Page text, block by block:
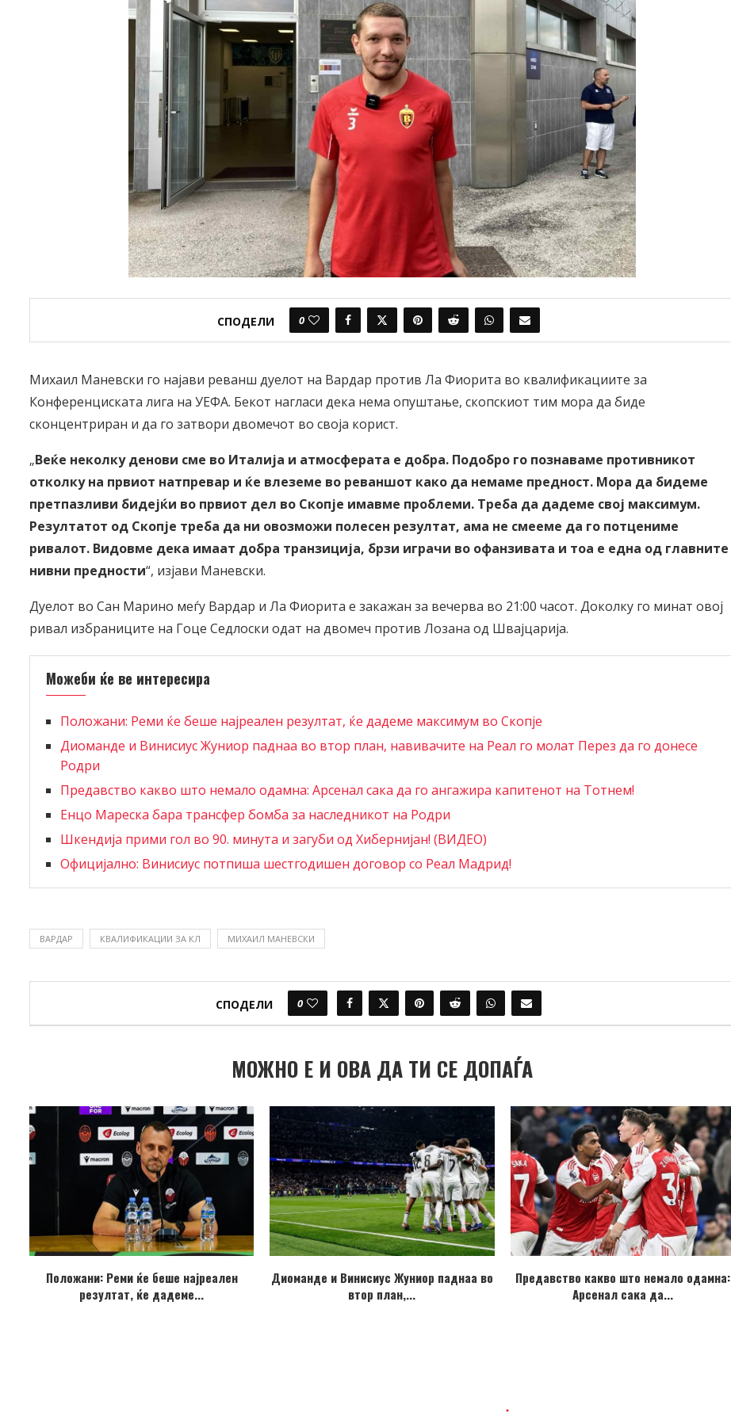
СПОДЕЛИ 0
Михаил Маневски го најави реванш дуелот на Вардар против Ла Фиорита во квалификациите за
Конференциската лига на УЕФА. Бекот нагласи дека нема опуштање, скопскиот тим мора да биде
сконцентриран и да го затвори двомечот во своја корист.
„Веќе неколку денови сме во Италија и атмосферата е добра. Подобро го познаваме противникот
отколку на првиот натпревар и ќе влеземе во реваншот како да немаме предност. Мора да бидеме
претпазливи бидејќи во првиот дел во Скопје имавме проблеми. Треба да дадеме свој максимум.
Резултатот од Скопје треба да ни овозможи полесен резултат, ама не смееме да го потцениме
ривалот. Видовме дека имаат добра транзиција, брзи играчи во офанзивата и тоа е една од главните
нивни предности“, изјави Маневски.
Дуелот во Сан Марино меѓу Вардар и Ла Фиорита е закажан за вечерва во 21:00 часот. Доколку го минат овој
ривал избраниците на Гоце Седлоски одат на двомеч против Лозана од Швајцарија.
Можеби ќе ве интересира
Положани: Реми ќе беше најреален резултат, ќе дадеме максимум во Скопје
Диоманде и Винисиус Жуниор паднаа во втор план, навивачите на Реал го молат Перез да го донесе
Родри
Предавство какво што немало одамна: Арсенал сака да го ангажира капитенот на Тотнем!
Енцо Мареска бара трансфер бомба за наследникот на Родри
Шкендија прими гол во 90. минута и загуби од Хибернијан! (ВИДЕО)
Официјално: Винисиус потпиша шестгодишен договор со Реал Мадрид!
ВАРДАР КВАЛИФИКАЦИИ ЗА КЛ МИХАИЛ МАНЕВСКИ
СПОДЕЛИ 0
МОЖНО Е И ОВА ДА ТИ СЕ ДОПАЃА
Положани: Реми ќе беше најреален
резултат, ќе дадеме...
Диоманде и Винисиус Жуниор паднаа во
втор план,...
Предавство какво што немало одамна:
Арсенал сака да...